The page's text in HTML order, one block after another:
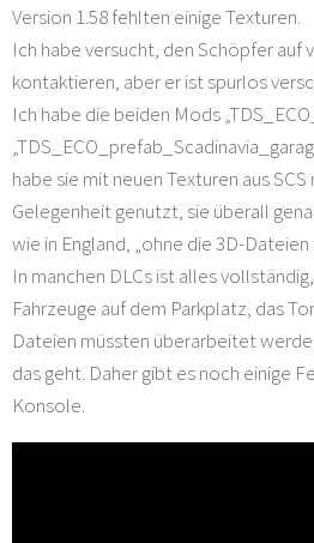
Version 1.58 fehlten einige Texturen.
Ich habe versucht, den Schöpfer auf
kontaktieren, aber er ist spurlos
Ich habe die beiden Mods
habe sie mit neuen Texturen aus
Gelegenheit genutzt, sie überall
wie in England, „ohne die 3D-Dateien
In manchen DLCs ist alles
Fahrzeuge auf dem Parkplatz, das
Dateien müssten überarbeitet
das geht. Daher gibt es noch einige
Konsole.